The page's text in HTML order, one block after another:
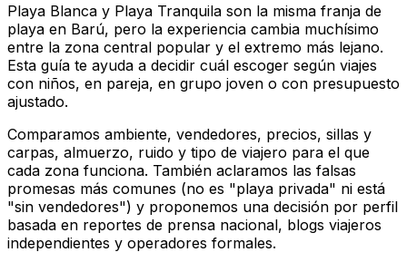
Playa Blanca y Playa Tranquila son la misma franja de
playa en Barú, pero la experiencia cambia muchísimo
entre la zona central popular y el extremo más lejano.
Esta guía te ayuda a decidir cuál escoger según viajes
con niños, en pareja, en grupo joven o con presupuesto
ajustado.
Comparamos ambiente, vendedores, precios, sillas y
carpas, almuerzo, ruido y tipo de viajero para el que
cada zona funciona. También aclaramos las falsas
promesas más comunes (no es "playa privada" ni está
"sin vendedores") y proponemos una decisión por perfil
basada en reportes de prensa nacional, blogs viajeros
independientes y operadores formales.